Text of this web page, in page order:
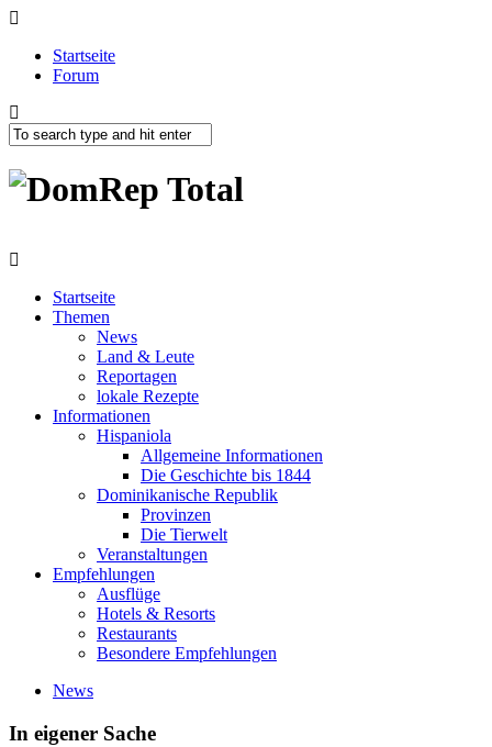
Startseite
Forum
Startseite
Themen
News
Land & Leute
Reportagen
lokale Rezepte
Informationen
Hispaniola
Allgemeine Informationen
Die Geschichte bis 1844
Dominikanische Republik
Provinzen
Die Tierwelt
Veranstaltungen
Empfehlungen
Ausflüge
Hotels & Resorts
Restaurants
Besondere Empfehlungen
News
In eigener Sache